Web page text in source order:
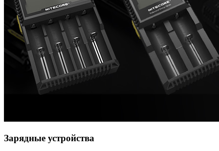
Зарядные устройства